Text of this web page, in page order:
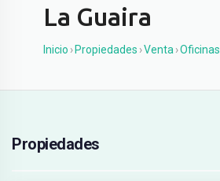
La Guaira
Inicio › Propiedades ›Venta ›Oficinas
Propiedades